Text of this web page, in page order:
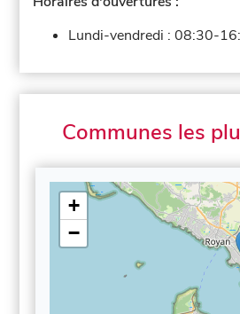
Lundi-vendredi :08:30-
Communes les
+
−